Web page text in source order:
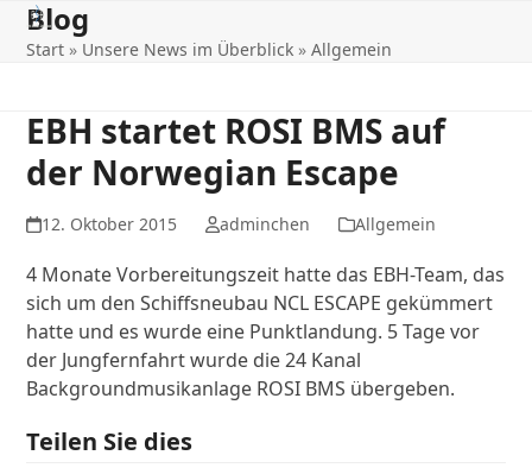
SkipOpen
mobile
Close
mobile
Blog
Start » Unsere News im Überblick »Allgemein
EBH startet ROSI BMS auf
der Norwegian Escape
12. Oktober 2015 adminchen Allgemein
4 Monate Vorbereitungszeit hatte das EBH-Team, das
sich um den Schiffsneubau NCL ESCAPE gekümmert
hatte und es wurde eine Punktlandung. 5 Tage vor
der Jungfernfahrt wurde die 24 Kanal
Backgroundmusikanlage ROSI BMS übergeben.
Teilen Sie dies